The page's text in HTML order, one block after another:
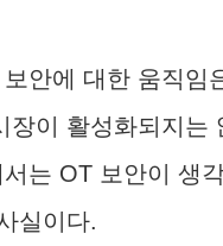
안에 대한 움직임
장이 활성화되지는
는 OT 보안이 생
실이다.